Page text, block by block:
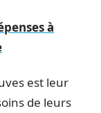
à
est leur
de leurs